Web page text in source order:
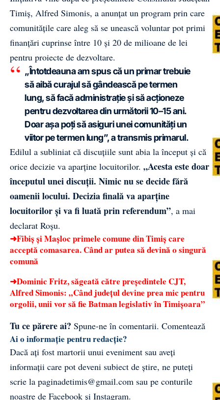
Timiș, Alfred Simonis, a anunțat un program prin care
comunitățile care aleg să se unească voluntar pot primi
finanțări cuprinse între 10 și 20 de milioane de lei
pentru proiecte de dezvoltare.
„Întotdeauna am spus că un primar trebuie
să aibă curajul să gândească pe termen
lung, să facă administrație și să acționeze
pentru dezvoltarea din următorii 10–15 ani.
Doar așa poți să asiguri unei comunități un
viitor pe termen lung”, a transmis primarul.
Edilul a subliniat că discuțiile sunt abia la început și că
orice decizie va aparține locuitorilor. „Acesta este doar
începutul unei discuții. Nimic nu se decide fără
oamenii locului. Decizia finală va aparține
locuitorilor și va fi luată prin referendum”, a mai
declarat Roșu.
➜Fibiș și Mașloc primele comune din Timiș care
acceptă comasarea. Când ar putea să devină o singură
comună
➜Dominic Fritz, săgeată către președintele CJT,
Alfred Simonis: „Când județul devine prea mic pentru
orgolii, unii vor să fie Batman legislativ în Timișoara”
Tu ce părere ai? Spune-ne în comentarii. Comentează
Ai o informație pentru redacție?
Dacă ați fost martorii unui eveniment sau aveți
informații care pot deveni subiect de știre, ne puteți
scrie la paginadetimis@gmail.com sau pe conturile
noastre de Facebook și Instagram.